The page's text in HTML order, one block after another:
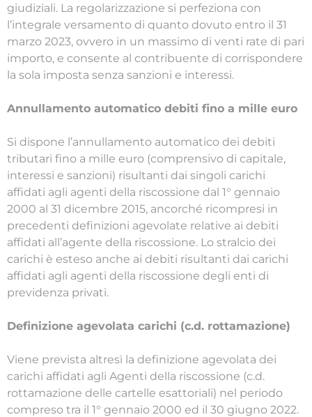
giudiziali. La regolarizzazione si perfeziona con
l’integrale versamento di quanto dovuto entro il 31
marzo 2023, ovvero in un massimo di venti rate di pari
importo, e consente al contribuente di corrispondere
la sola imposta senza sanzioni e interessi.
Annullamento automatico debiti fino a mille euro
Si dispone l’annullamento automatico dei debiti
tributari fino a mille euro (comprensivo di capitale,
interessi e sanzioni) risultanti dai singoli carichi
affidati agli agenti della riscossione dal 1° gennaio
2000 al 31 dicembre 2015, ancorché ricompresi in
precedenti definizioni agevolate relative ai debiti
affidati all’agente della riscossione. Lo stralcio dei
carichi è esteso anche ai debiti risultanti dai carichi
affidati agli agenti della riscossione degli enti di
previdenza privati.
Definizione agevolata carichi (c.d. rottamazione)
Viene prevista altresì la definizione agevolata dei
carichi affidati agli Agenti della riscossione (c.d.
rottamazione delle cartelle esattoriali) nel periodo
compreso tra il 1° gennaio 2000 ed il 30 giugno 2022.